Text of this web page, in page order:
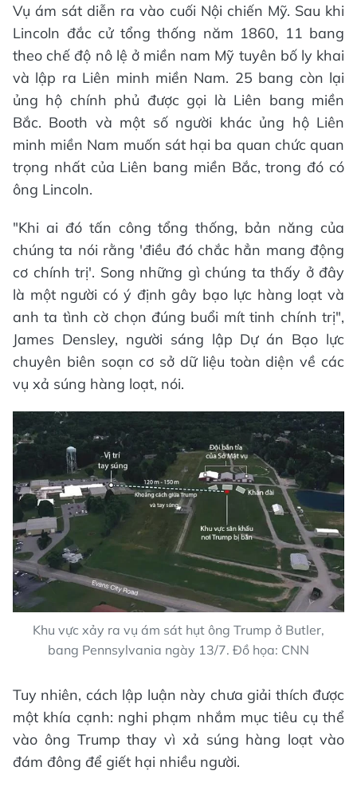
Vụ ám sát diễn ra vào cuối Nội chiến Mỹ. Sau khi
Lincoln đắc cử tổng thống năm 1860, 11 bang
theo chế độ nô lệ ở miền nam Mỹ tuyên bố ly khai
và lập ra Liên minh miền Nam. 25 bang còn lại
ủng hộ chính phủ được gọi là Liên bang miền
Bắc. Booth và một số người khác ủng hộ Liên
minh miền Nam muốn sát hại ba quan chức quan
trọng nhất của Liên bang miền Bắc, trong đó có
ông Lincoln.
"Khi ai đó tấn công tổng thống, bản năng của
chúng ta nói rằng 'điều đó chắc hẳn mang động
cơ chính trị'. Song những gì chúng ta thấy ở đây
là một người có ý định gây bạo lực hàng loạt và
anh ta tình cờ chọn đúng buổi mít tinh chính trị",
James Densley, người sáng lập Dự án Bạo lực
chuyên biên soạn cơ sở dữ liệu toàn diện về các
vụ xả súng hàng loạt, nói.
Khu vực xảy ra vụ ám sát hụt ông Trump ở Butler,
bang Pennsylvania ngày 13/7. Đồ họa: CNN
Tuy nhiên, cách lập luận này chưa giải thích được
một khía cạnh: nghi phạm nhắm mục tiêu cụ thể
vào ông Trump thay vì xả súng hàng loạt vào
đám đông để giết hại nhiều người.